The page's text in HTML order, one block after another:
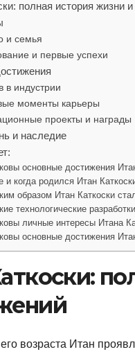
полная история жизни
и семья
и первые успехи
в индустрии
моменты карьеры
проекты и награды
и наследие
основные достижения
и когда родился Итан
образом Итан Каткоски
технологические
личные интересы Итана
основные достижения
возраста Итан